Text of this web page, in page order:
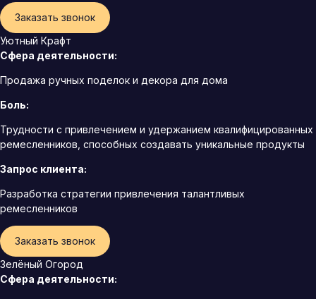
Заказать звонок
Уютный Крафт
Сфера деятельности:
Продажа ручных поделок и декора для дома
Боль:
Трудности с привлечением и удержанием квалифицированных
ремесленников, способных создавать уникальные продукты
Запрос клиента:
Разработка стратегии привлечения талантливых
ремесленников
Заказать звонок
Зелёный Огород
Сфера деятельности: